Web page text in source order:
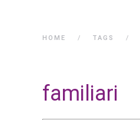
HOME TAGS
familiari